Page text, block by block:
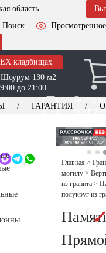
область
Поиск Просмотренное
кладбищах
130 м2
до 21:00
Выезд
23
ГАРАНТИЯ
Главная >
могилу >
из гранита >
полукруг из